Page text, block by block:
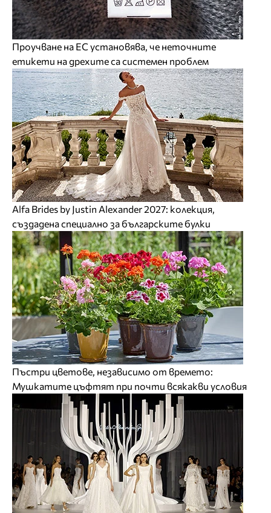
Проучване на ЕС установява, че неточните
етикети на дрехите са системен проблем
Alfa Brides by Justin Alexander 2027: колекция,
създадена специално за българските булки
Пъстри цветове, независимо от времето:
Мушкатите цъфтят при почти всякакви условия